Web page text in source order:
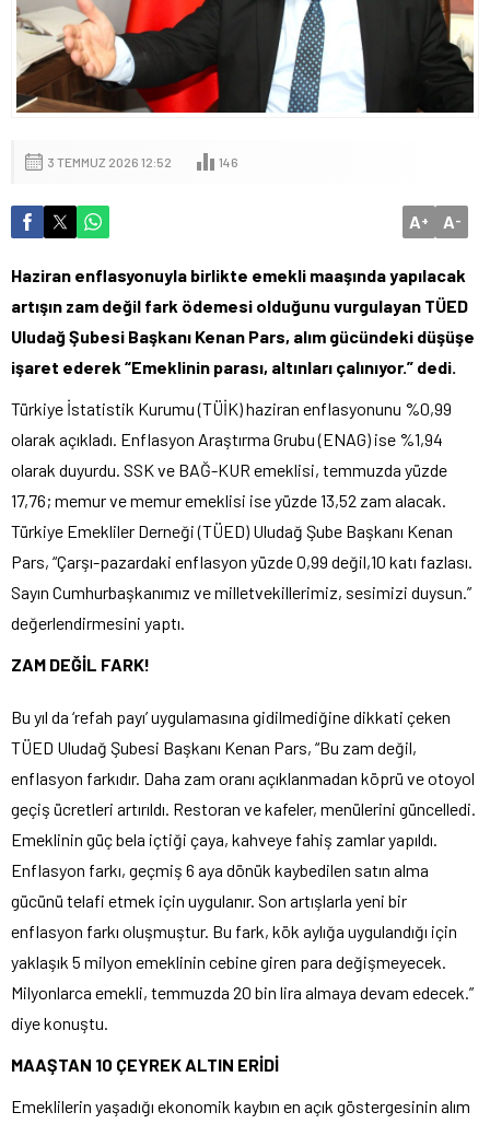
3 TEMMUZ 2026 12:52 146
A+ A-
Haziran enflasyonuyla birlikte emekli maaşında yapılacak
artışın zam değil fark ödemesi olduğunu vurgulayan TÜED
Uludağ Şubesi Başkanı Kenan Pars, alım gücündeki düşüşe
işaret ederek “Emeklinin parası, altınları çalınıyor.” dedi.
Türkiye İstatistik Kurumu (TÜİK) haziran enflasyonunu %0,99
olarak açıkladı. Enflasyon Araştırma Grubu (ENAG) ise %1,94
olarak duyurdu. SSK ve BAĞ-KUR emeklisi, temmuzda yüzde
17,76; memur ve memur emeklisi ise yüzde 13,52 zam alacak.
Türkiye Emekliler Derneği (TÜED) Uludağ Şube Başkanı Kenan
Pars, “Çarşı-pazardaki enflasyon yüzde 0,99 değil,10 katı fazlası.
Sayın Cumhurbaşkanımız ve milletvekillerimiz, sesimizi duysun.”
değerlendirmesini yaptı.
ZAM DEĞİL FARK!
Bu yıl da ‘refah payı’ uygulamasına gidilmediğine dikkati çeken
TÜED Uludağ Şubesi Başkanı Kenan Pars, “Bu zam değil,
enflasyon farkıdır. Daha zam oranı açıklanmadan köprü ve otoyol
geçiş ücretleri artırıldı. Restoran ve kafeler, menülerini güncelledi.
Emeklinin güç bela içtiği çaya, kahveye fahiş zamlar yapıldı.
Enflasyon farkı, geçmiş 6 aya dönük kaybedilen satın alma
gücünü telafi etmek için uygulanır. Son artışlarla yeni bir
enflasyon farkı oluşmuştur. Bu fark, kök aylığa uygulandığı için
yaklaşık 5 milyon emeklinin cebine giren para değişmeyecek.
Milyonlarca emekli, temmuzda 20 bin lira almaya devam edecek.”
diye konuştu.
MAAŞTAN 10 ÇEYREK ALTIN ERİDİ
Emeklilerin yaşadığı ekonomik kaybın en açık göstergesinin alım